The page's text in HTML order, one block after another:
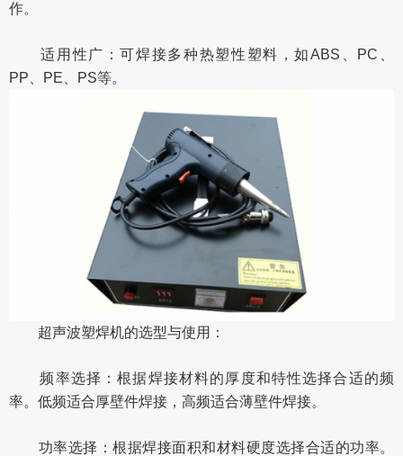
作。
适用性广：可焊接多种热塑性塑料，如ABS、PC、
PP、PE、PS等。
超声波塑焊机的选型与使用：
频率选择：根据焊接材料的厚度和特性选择合适的频
率。低频适合厚壁件焊接，高频适合薄壁件焊接。
功率选择：根据焊接面积和材料硬度选择合适的功率。